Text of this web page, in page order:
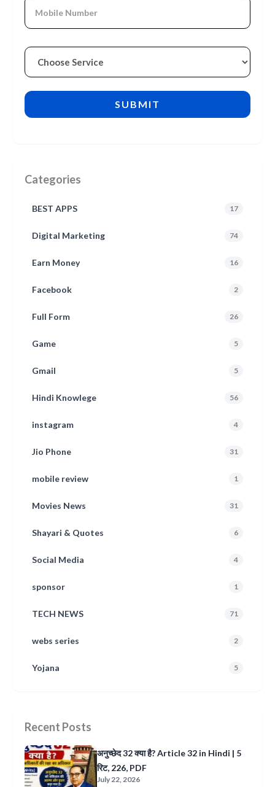
Categories
BEST APPS 17
Digital Marketing 74
Earn Money 16
Facebook 2
Full Form 26
Game 5
Gmail 5
Hindi Knowlege 56
instagram 4
Jio Phone 31
mobile review 1
Movies News 31
Shayari & Quotes 6
Social Media 4
sponsor 1
TECH NEWS 71
webs series 2
Yojana 5
Recent Posts
अनुच्छेद 32 क्या है? Article 32 in Hindi | 5
रिट, 226, PDF
July 22, 2026